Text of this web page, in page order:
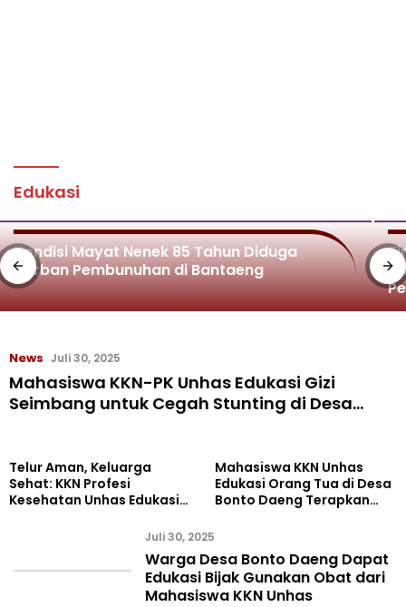
Edukasi
Kondisi Mayat Nenek 85 Tahun Diduga
Korban Pembunuhan di Bantaeng
News Juli 30, 2025
Mahasiswa KKN-PK Unhas Edukasi Gizi
Seimbang untuk Cegah Stunting di Desa
Telur Aman, Keluarga
Sehat: KKN Profesi
Kesehatan Unhas Edukasi
Mahasiswa KKN Unhas
Edukasi Orang Tua di Desa
Bonto Daeng Terapkan
Juli 30, 2025
Warga Desa Bonto Daeng Dapat
Edukasi Bijak Gunakan Obat dari
Mahasiswa KKN Unhas